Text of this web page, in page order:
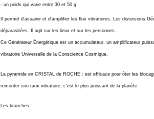
- un poids qui varie entre 30 et 50 g
Il permet d'assainir et d'amplifier les flux vibratoires. Les distorsions
déparasitées. Il agit sur les lieux et sur les personnes.
Ce Générateur Énergétique est un accumulateur, un amplificateur
vibratoire Universelle de la Conscience Cosmique.
La pyramide en CRISTAL de ROCHE : est efficace pour ôter les
remonter son taux vibratoire, c'est le plus puissant de la planète.
Les branches :